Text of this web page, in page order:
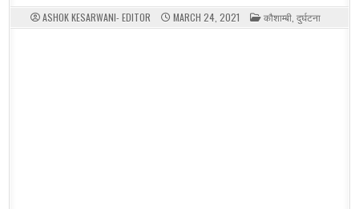
ASHOK KESARWANI- EDITOR MARCH 24, 2021 POSTED
IN
कौशाम्बी दुर्घटना